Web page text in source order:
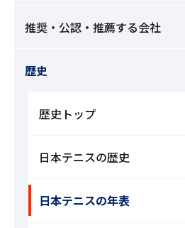
推奨・公認・推薦する会社
歴史
歴史トップ
日本テニスの歴史
日本テニスの年表